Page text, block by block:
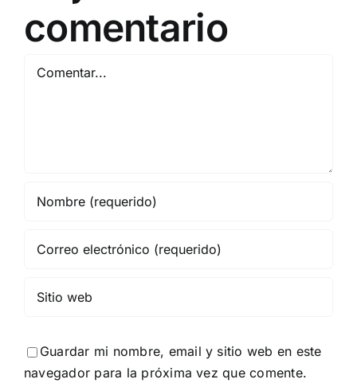
comentario
Guardar mi nombre, email y sitio web en este
navegador para la próxima vez que comente.